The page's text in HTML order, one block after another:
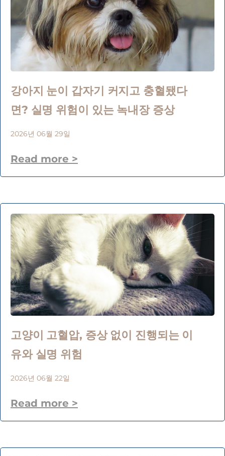
강아지 눈이 갑자기 커지고 충혈됐다
면? 실명 위험이 있는 녹내장 증상
2026년 06월 29일
Read more >
고양이 고혈압, 증상 없이 진행되는 이
유와 실명 위험
2026년 06월 22일
Read more >